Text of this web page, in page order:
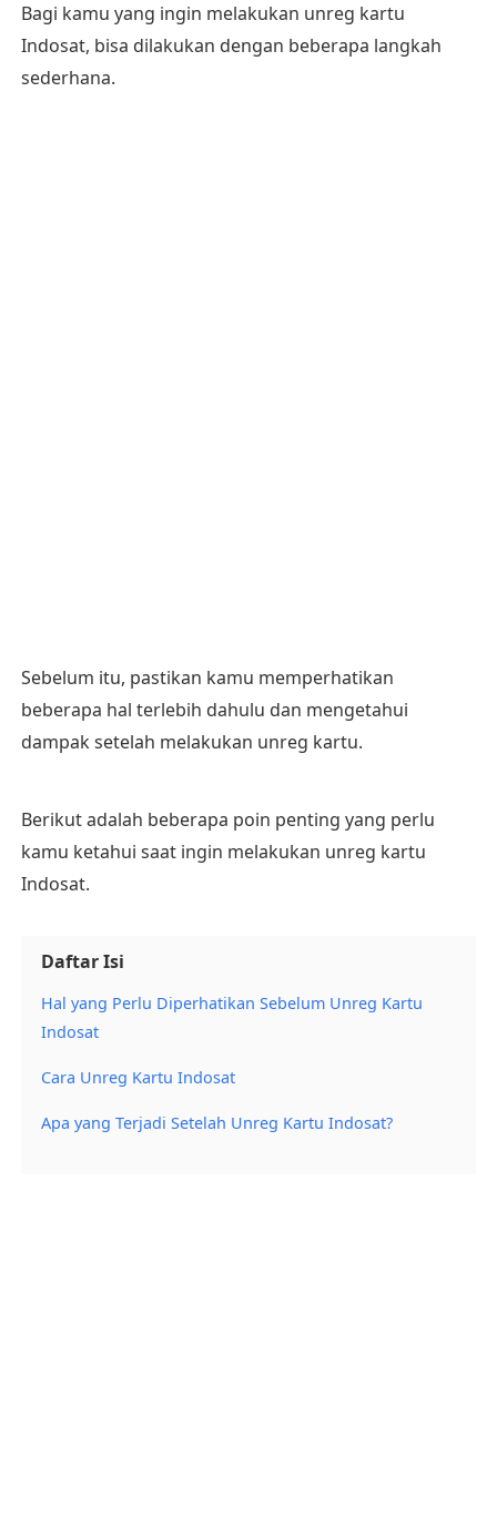
Bagi kamu yang ingin melakukan unreg kartu
Indosat, bisa dilakukan dengan beberapa langkah
sederhana.
Sebelum itu, pastikan kamu memperhatikan
beberapa hal terlebih dahulu dan mengetahui
dampak setelah melakukan unreg kartu.
Berikut adalah beberapa poin penting yang perlu
kamu ketahui saat ingin melakukan unreg kartu
Indosat.
Daftar Isi
Hal yang Perlu Diperhatikan Sebelum Unreg Kartu
Indosat
Cara Unreg Kartu Indosat
Apa yang Terjadi Setelah Unreg Kartu Indosat?